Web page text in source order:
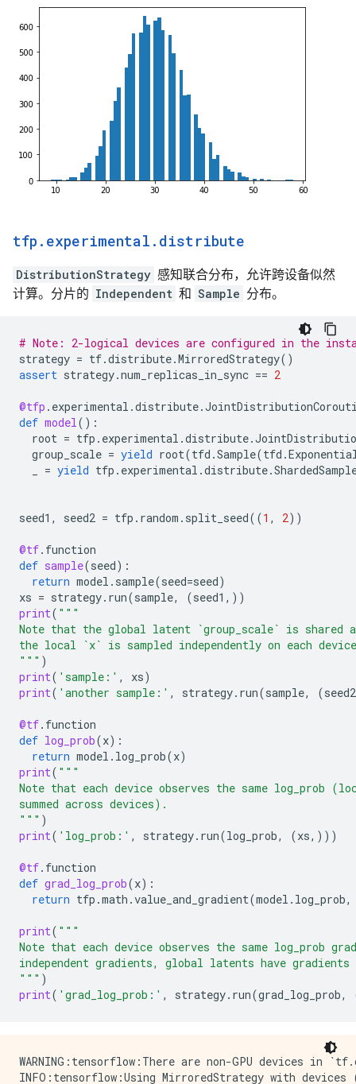
tfp . experimental . distribute
DistributionStrategy 感知联合分布，允许跨设备似然
计算。分片的 Independent 和 Sample 分布。
# Note: 2-logical devices are configured in the
strategy = tf.distribute.MirroredStrategy()
assert strategy.num_replicas_in_sync == 2
@tfp . experimental .distribute.
def model():
root = tfp . experimental .distribute.
group_scale = yield root(tfd .Sample(tfd .
= yield tfp . experimental .distribute.
seed1 , seed2 = tfp . random . split_seed((1 , 2))
@tf. function
def sample(seed):
return model . sample(seed=seed)
xs = strategy. run(sample, (seed1 ,))
print( """
Note that the global latent `group_scale` is shared
the local `x` is sampled independently on each
""" )
print( 'sample:' , xs)
print( 'another sample:' , strategy. run(sample, (seed2
@tf. function
def log_prob(x):
return model . log_prob(x)
print( """
Note that each device observes the same log_prob
summed across devices).
""" )
print( 'log_prob:' , strategy. run(log_prob, (xs,)))
@tf. function
def grad_log_prob(x):
return tfp .math .value_and_gradient(model . log_prob,
print( """
Note that each device observes the same log_prob
independent gradients, global latents have gradients
""" )
print( 'grad_log_prob:' , strategy. run(grad_log_prob,
WARNING:tensorflow:There are non-GPU devices
INFO:tensorflow:Using MirroredStrategy with